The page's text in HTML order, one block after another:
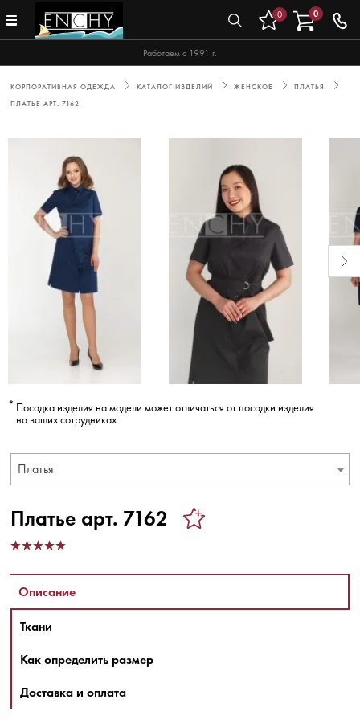
Работаем с 1991 г.
0 0
КОРПОРАТИВНАЯ ОДЕЖДА КАТАЛОГ ИЗДЕЛИЙ ЖЕНСКОЕ
ПЛАТЬЯ
ПЛАТЬЕ АРТ. 7162
Посадка изделия на модели может отличаться от посадки изделия
на ваших сотрудниках
Платья
Платье арт. 7162
Описание
Ткани
Как определить размер
Доставка и оплата